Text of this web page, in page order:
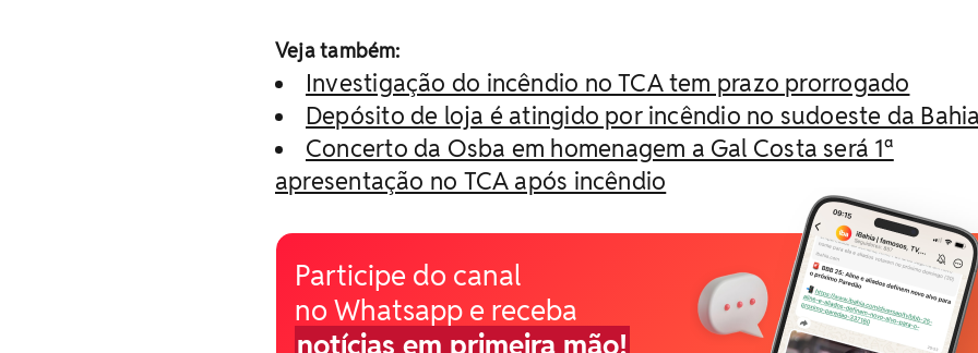
Veja também:
Investigação do incêndio no TCA tem prazo prorrogado
Depósito de loja é atingido por incêndio no sudoeste da
Concerto da Osba em homenagem a Gal Costa será 1ª
apresentação no TCA após incêndio
Participe do canal
no Whatsapp e receba
notícias em primeira mão!